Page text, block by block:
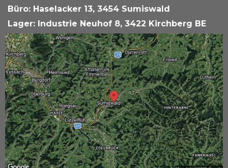
Büro: Haselacker 13, 3454 Sumiswald
Lager: Industrie Neuhof 8, 3422 Kirchberg BE